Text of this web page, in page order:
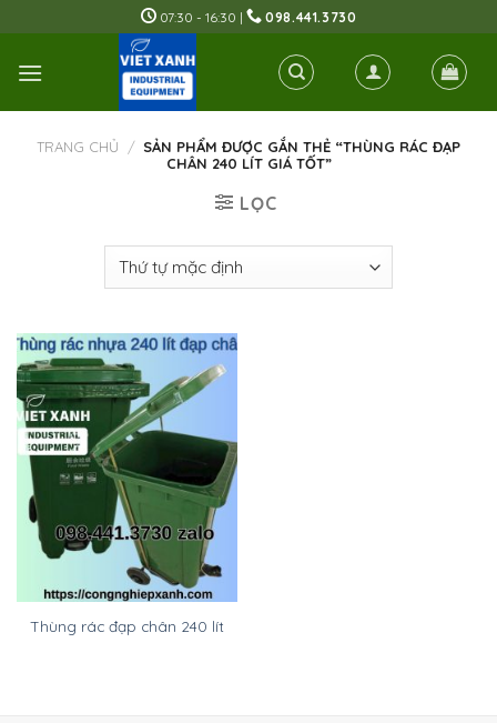
to
content
07:30 - 16:30 | 098.441.3730
TRANG CHỦ / SẢN PHẨM ĐƯỢC GẮN THẺ “THÙNG RÁC ĐẠP
CHÂN 240 LÍT GIÁ TỐT”
LỌC
Thùng rác đạp chân 240 lít